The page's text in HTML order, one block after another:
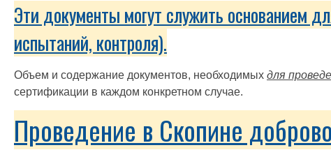
Эти документы могут служить основанием
испытаний, контроля).
Объем и содержание документов, необходимых для
сертификации в каждом конкретном случае.
Проведение в Скопине